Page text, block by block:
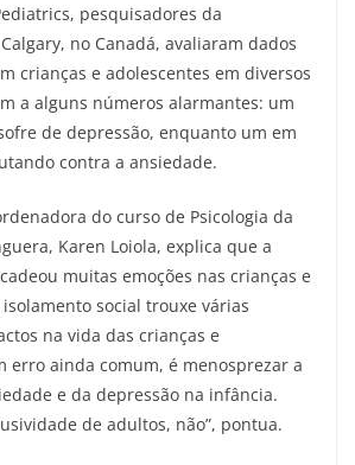
pesquisadores da
no Canadá, avaliaram dados
crianças e adolescentes em diversos
a alguns números alarmantes: um
de depressão, enquanto um em
contra a ansiedade.
do curso de Psicologia da
Karen Loiola, explica que a
muitas emoções nas crianças e
isolamento social trouxe várias
na vida das crianças e
erro ainda comum, é menosprezar a
e da depressão na infância.
de adultos, não”, pontua.